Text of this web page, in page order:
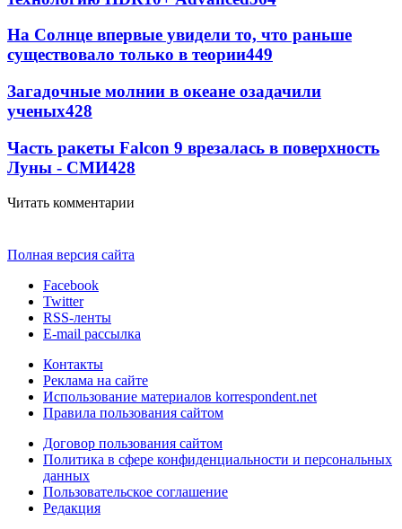
На Солнце впервые увидели то, что раньше
существовало только в теории449
Загадочные молнии в океане озадачили
ученых428
Часть ракеты Falcon 9 врезалась в поверхность
Луны - СМИ428
Читать комментарии
Полная версия сайта
Facebook
Twitter
RSS-ленты
E-mail рассылка
Контакты
Реклама на сайте
Использование материалов korrespondent.net
Правила пользования сайтом
Договор пользования сайтом
Политика в сфере конфиденциальности и персональных
данных
Пользовательское соглашение
Редакция